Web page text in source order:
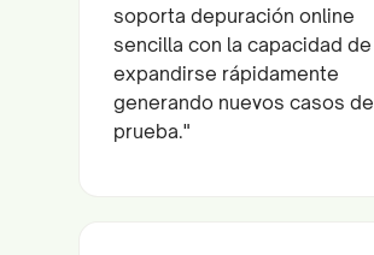
soporta depuración online
sencilla con la capacidad de
expandirse rápidamente
generando nuevos casos de
prueba."